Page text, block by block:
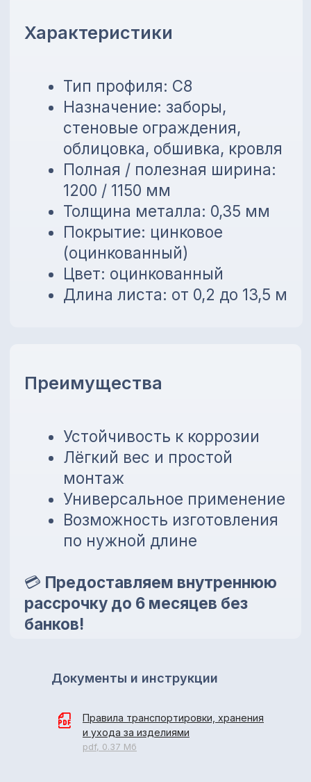
Устойчивость к коррозии
Лёгкий вес и простой
монтаж
Универсальное применение
Возможность изготовления
по нужной длине
Предоставляем внутреннюю
рассрочку до 6 месяцев без
банков!
Цвет: оцинкованный
Правила транспортировки, хранения
и ухода за изделиями
pdf, 0.37 Мб
Документы и инструкции